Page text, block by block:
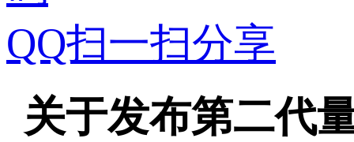
QQ扫一扫分享
关于发布第二代